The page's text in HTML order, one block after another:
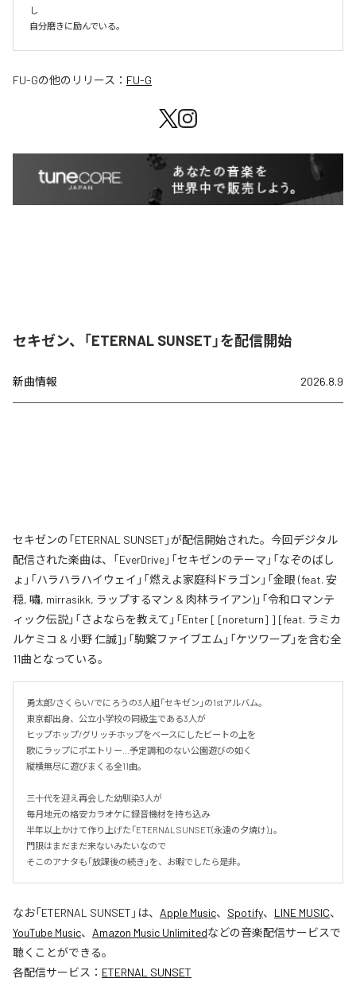
し
自分磨きに励んでいる。
FU-Gの他のリリース： FU-G
セキゼン、「ETERNAL SUNSET」を配信開始
新曲情報 2026.8.9
セキゼンの「ETERNAL SUNSET」が配信開始された。今回デジタル
配信された楽曲は、「EverDrive」「セキゼンのテーマ」「なぞのばし
ょ」「ハラハラハイウェイ」「燃えよ家庭科ドラゴン」「金眼 (feat. 安
穏, 嘯, mirrasikk, ラップするマン & 肉林ライアン)」「令和ロマンテ
ィック伝説」「さよならを教えて」「Enter [ [noreturn] ] [feat. ラミカ
ルケミコ & 小野 仁誠]」「駒繋ファイブエム」「ケツワープ」を含む全
11曲となっている。
勇太郎/さくらい/でにろうの3人組「セキゼン」の1stアルバム。
東京都出身、公立小学校の同級生である3人が
ヒップホップ/グリッチホップをベースにしたビートの上を
歌にラップにポエトリー…予定調和のない公園遊びの如く
縦横無尽に遊びまくる全11曲。
三十代を迎え再会した幼馴染3人が
毎月地元の格安カラオケに録音機材を持ち込み
半年以上かけて作り上げた「ETERNAL SUNSET(永遠の夕焼け)」。
門限はまだまだ来ないみたいなので
そこのアナタも「放課後の続き」を、お暇でしたら是非。
なお「ETERNAL SUNSET 」は、 Apple Music、 Spotify、 LINE MUSIC、
YouTube Music、 Amazon Music Unlimitedなどの音楽配信サービスで
聴くことができる。
各配信サービス： ETERNAL SUNSET